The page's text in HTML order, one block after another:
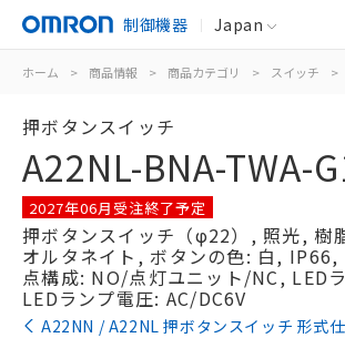
制御機器 Japan
ホーム > 商品情報 > 商品カテゴリ > スイッチ >
押ボタンスイッチ
A22NL-BNA-TWA-
2027年06月受注終了予定
押ボタンスイッチ（φ22）, 照光, 樹
オルタネイト, ボタンの色: 白, IP66,
点構成: NO/点灯ユニット/NC, LED
LEDランプ電圧: AC/DC6V
A22NN / A22NL 押ボタンスイッチ 形式